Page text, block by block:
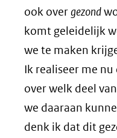
ook overgezond
komt geleidelijk
we te maken
Ik realiseer me
over welk deel
we daaraan
denk ik dat dit